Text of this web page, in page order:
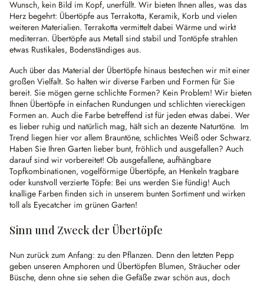
Wunsch, kein Bild im Kopf, unerfüllt. Wir bieten Ihnen alles, was das
Herz begehrt: Übertöpfe aus Terrakotta, Keramik, Korb und vielen
weiteren Materialien. Terrakotta vermittelt dabei Wärme und wirkt
mediterran. Übertöpfe aus Metall sind stabil und Tontöpfe strahlen
etwas Rustikales, Bodenständiges aus.
Auch über das Material der Übertöpfe hinaus bestechen wir mit einer
großen Vielfalt. So halten wir diverse Farben und Formen für Sie
bereit. Sie mögen gerne schlichte Formen? Kein Problem! Wir bieten
Ihnen Übertöpfe in einfachen Rundungen und schlichten viereckigen
Formen an. Auch die Farbe betreffend ist für jeden etwas dabei. Wer
es lieber ruhig und natürlich mag, hält sich an dezente Naturtöne. Im
Trend liegen hier vor allem Brauntöne, schlichtes Weiß oder Schwarz.
Haben Sie Ihren Garten lieber bunt, fröhlich und ausgefallen? Auch
darauf sind wir vorbereitet! Ob ausgefallene, aufhängbare
Topfkombinationen, vogelförmige Übertöpfe, an Henkeln tragbare
oder kunstvoll verzierte Töpfe: Bei uns werden Sie fündig! Auch
knallige Farben finden sich in unserem bunten Sortiment und wirken
toll als Eyecatcher im grünen Garten!
Sinn und Zweck der Übertöpfe
Nun zurück zum Anfang: zu den Pflanzen. Denn den letzten Pepp
geben unseren Amphoren und Übertöpfen Blumen, Sträucher oder
Büsche, denn ohne sie sehen die Gefäße zwar schön aus, doch